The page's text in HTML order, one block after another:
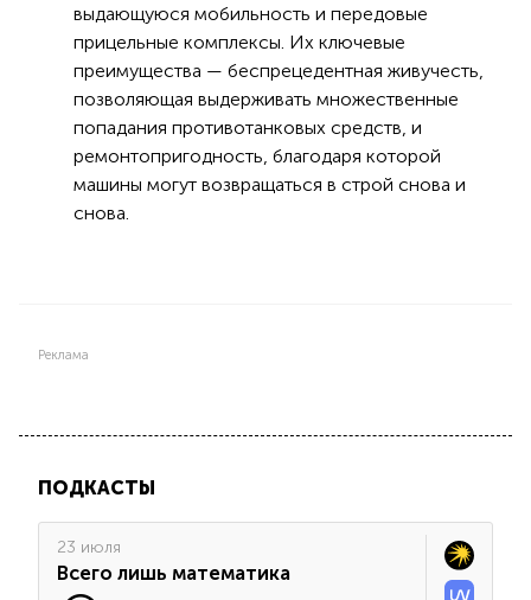
выдающуюся мобильность и передовые
прицельные комплексы. Их ключевые
преимущества — беспрецедентная живучесть,
позволяющая выдерживать множественные
попадания противотанковых средств, и
ремонтопригодность, благодаря которой
машины могут возвращаться в строй снова и
снова.
Реклама
ПОДКАСТЫ
23 июля
Всего лишь математика